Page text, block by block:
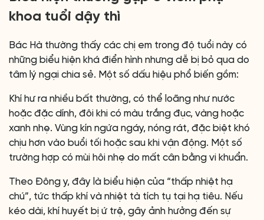
khoa tuổi dậy thì
Bác Hà thường thấy các chị em trong độ tuổi này có
những biểu hiện khá điển hình nhưng dễ bị bỏ qua do
tâm lý ngại chia sẻ. Một số dấu hiệu phổ biến gồm:
Khí hư ra nhiều bất thường, có thể loãng như nước
hoặc đặc dính, đôi khi có màu trắng đục, vàng hoặc
xanh nhẹ. Vùng kín ngứa ngáy, nóng rát, đặc biệt khó
chịu hơn vào buổi tối hoặc sau khi vận động. Một số
trường hợp có mùi hôi nhẹ do mất cân bằng vi khuẩn.
Theo Đông y, đây là biểu hiện của “thấp nhiệt hạ
chú”, tức thấp khí và nhiệt tà tích tụ tại hạ tiêu. Nếu
kéo dài, khí huyết bị ứ trệ, gây ảnh hưởng đến sự